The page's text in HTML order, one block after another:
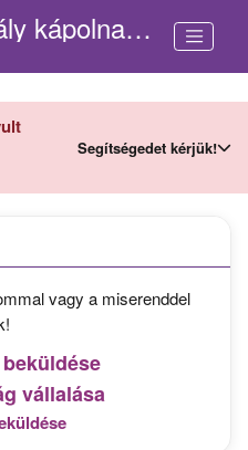
Szent István király kápolna (Vát)
Segítségedet kérjük!
vagy a miserenddel
vállalása